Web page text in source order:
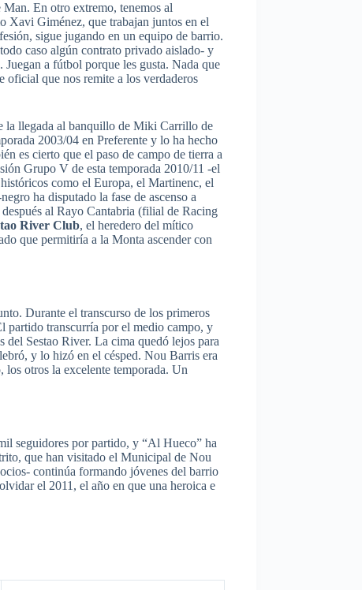
En otro extremo, tenemos al
Xavi Giménez, que trabajan juntos en el
sigue jugando en un equipo de barrio.
caso algún contrato privado aislado- y
a fútbol porque les gusta. Nada que
que nos remite a los verdaderos
la llegada al banquillo de Miki Carrillo de
2003/04 en Preferente y lo ha hecho
es cierto que el paso de campo de tierra a
Grupo V de esta temporada 2010/11 -el
como el Europa, el Martinenc, el
ha disputado la fase de ascenso a
al Rayo Cantabria (filial de Racing
River Club, el heredero del mítico
que permitiría a la Monta ascender con
Durante el transcurso de los primeros
transcurría por el medio campo, y
del Sestao River. La cima quedó lejos para
y lo hizó en el césped. Nou Barris era
los otros la excelente temporada. Un
seguidores por partido, y “Al Hueco” ha
que han visitado el Municipal de Nou
continúa formando jóvenes del barrio
el 2011, el año en que una heroica e